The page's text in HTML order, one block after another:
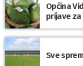
Općina
prijave
Sve